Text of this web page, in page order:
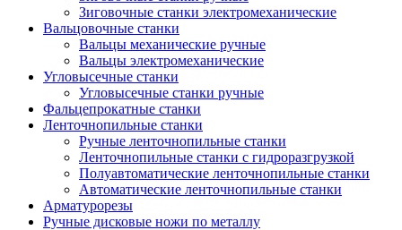
Зиговочные станки электромеханические
Вальцовочные станки
Вальцы механические ручные
Вальцы электромеханические
Угловысечные станки
Угловысечные станки ручные
Фальцепрокатные станки
Ленточнопильные станки
Ручные ленточнопильные станки
Ленточнопильные станки с гидроразгрузкой
Полуавтоматические ленточнопильные станки
Автоматические ленточнопильные станки
Арматурорезы
Ручные дисковые ножи по металлу